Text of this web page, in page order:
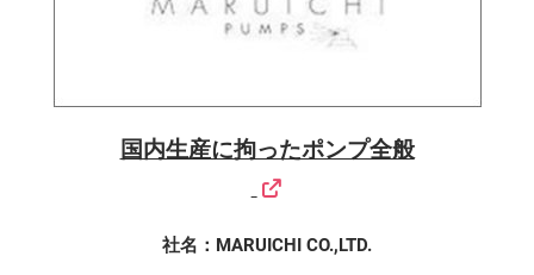
国内生産に拘ったポンプ全般
社名：MARUICHI CO.,LTD.